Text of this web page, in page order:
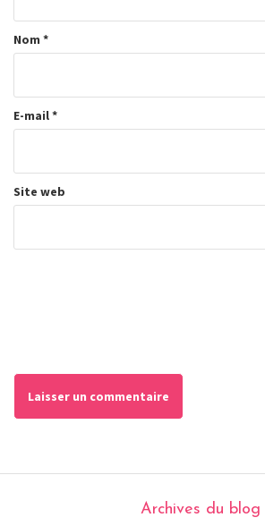
Nom *
E-mail*
Site web
Archives du blog